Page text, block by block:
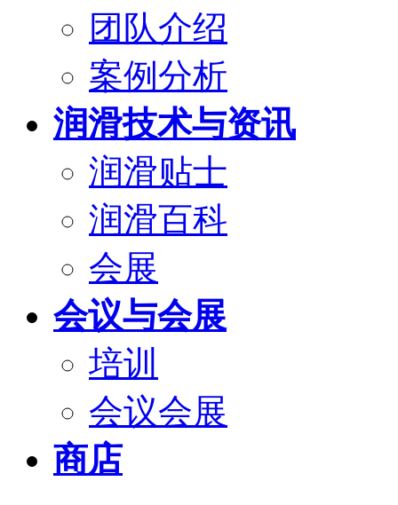
团队介绍
案例分析
润滑技术与资讯
润滑贴士
润滑百科
会展
会议与会展
培训
会议会展
商店